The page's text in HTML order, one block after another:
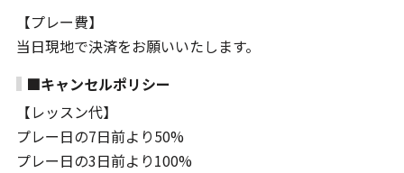
【プレー費】
当日現地で決済をお願いいたします。
■キャンセルポリシー
【レッスン代】
プレー日の7日前より50%
プレー日の3日前より100%